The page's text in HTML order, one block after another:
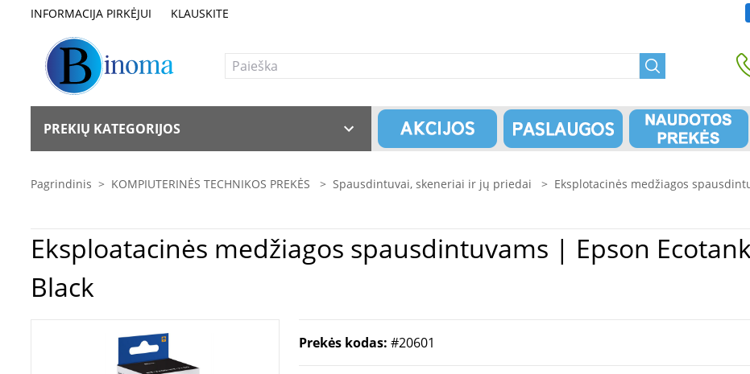
INFORMACIJA PIRKĖJUI KLAUSKITE
PREKIŲ KATEGORIJOS
Pagrindinis > KOMPIUTERINĖS TECHNIKOS PREKĖS > Spausdintuvai, skeneriai ir jų priedai > Eksplotacinės medžiagos
Eksploatacinės medžiagos spausdintuvams | Epson Ecotank | 105 | Ink Bottle |
Black
Prekės kodas: #20601